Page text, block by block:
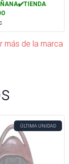
más de la marca
ÚLTIMA UNIDAD